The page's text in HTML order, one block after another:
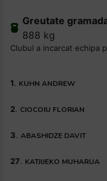
Greutate
888 kg
Clubul a incarcat echipa
1. KUHN ANDREW
2. CIOCOIU FLORIAN
3. ABASHIDZE DAVIT
27. KATJIJEKO MUHARUA